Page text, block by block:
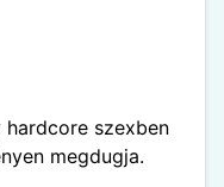
szexben
megdugja.